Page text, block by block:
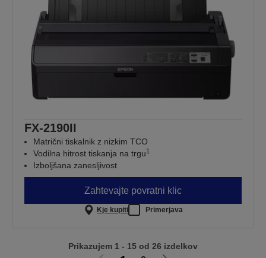
FX-2190II
Matrični tiskalnik z nizkim TCO
Vodilna hitrost tiskanja na trgu1
Izboljšana zanesljivost
Zahtevajte povratni klic
Kje kupiti Primerjava
Prikazujem 1 - 15 od 26 izdelkov